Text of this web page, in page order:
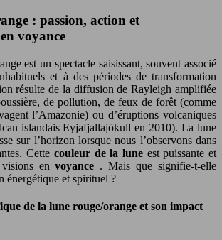
: passion, action et
voyance
est un spectacle saisissant, souvent associé
et à des périodes de transformation
résulte de la diffusion de Rayleigh amplifiée
de pollution, de feux de forêt (comme
l’Amazonie) ou d’éruptions volcaniques
islandais Eyjafjallajökull en 2010). La lune
sur l’horizon lorsque nous l’observons dans
Cette couleur de la lune est puissante et
visions envoyance . Mais que signifie-t-elle
énergétique et spirituel ?
de la lune rouge/orange et son impact